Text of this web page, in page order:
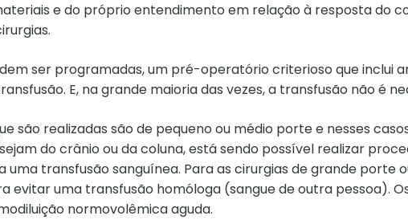
e do próprio entendimento em relação à resposta do
ser programadas, um pré-operatório criterioso que inclui
E, na grande maioria das vezes, a transfusão não é
são realizadas são de pequeno ou médio porte e nesses
do crânio ou da coluna, está sendo possível realizar
transfusão sanguínea. Para as cirurgias de grande porte
evitar uma transfusão homóloga (sangue de outra pessoa).
normovolêmica aguda.